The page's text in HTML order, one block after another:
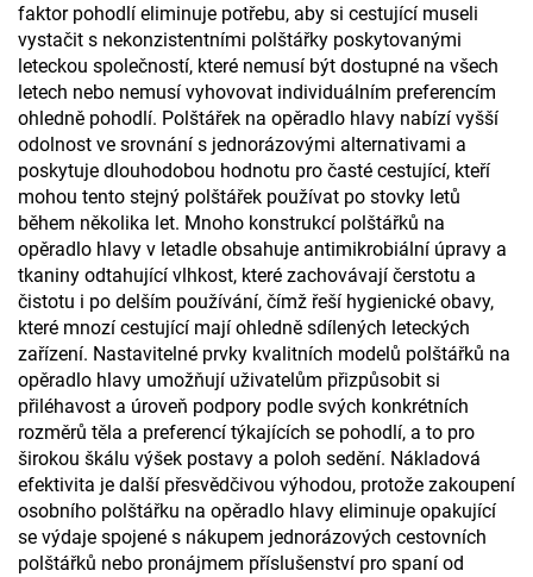
faktor pohodlí eliminuje potřebu, aby si cestující museli
vystačit s nekonzistentními polštářky poskytovanými
leteckou společností, které nemusí být dostupné na všech
letech nebo nemusí vyhovovat individuálním preferencím
ohledně pohodlí. Polštářek na opěradlo hlavy nabízí vyšší
odolnost ve srovnání s jednorázovými alternativami a
poskytuje dlouhodobou hodnotu pro časté cestující, kteří
mohou tento stejný polštářek používat po stovky letů
během několika let. Mnoho konstrukcí polštářků na
opěradlo hlavy v letadle obsahuje antimikrobiální úpravy a
tkaniny odtahující vlhkost, které zachovávají čerstotu a
čistotu i po delším používání, čímž řeší hygienické obavy,
které mnozí cestující mají ohledně sdílených leteckých
zařízení. Nastavitelné prvky kvalitních modelů polštářků na
opěradlo hlavy umožňují uživatelům přizpůsobit si
přiléhavost a úroveň podpory podle svých konkrétních
rozměrů těla a preferencí týkajících se pohodlí, a to pro
širokou škálu výšek postavy a poloh sedění. Nákladová
efektivita je další přesvědčivou výhodou, protože zakoupení
osobního polštářku na opěradlo hlavy eliminuje opakující
se výdaje spojené s nákupem jednorázových cestovních
polštářků nebo pronájmem příslušenství pro spaní od